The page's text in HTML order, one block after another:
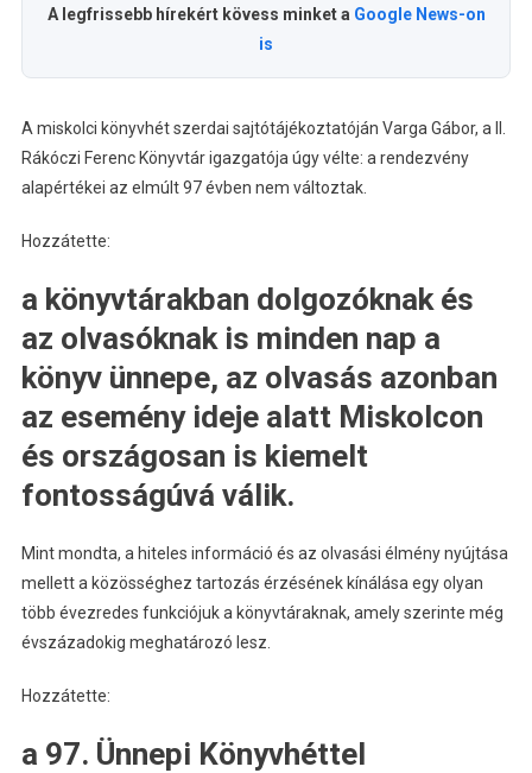
A legfrissebb hírekért kövess minket a Google News-on
is
A miskolci könyvhét szerdai sajtótájékoztatóján Varga Gábor, a II.
Rákóczi Ferenc Könyvtár igazgatója úgy vélte: a rendezvény
alapértékei az elmúlt 97 évben nem változtak.
Hozzátette:
a könyvtárakban dolgozóknak és
az olvasóknak is minden nap a
könyv ünnepe, az olvasás azonban
az esemény ideje alatt Miskolcon
és országosan is kiemelt
fontosságúvá válik.
Mint mondta, a hiteles információ és az olvasási élmény nyújtása
mellett a közösséghez tartozás érzésének kínálása egy olyan
több évezredes funkciójuk a könyvtáraknak, amely szerinte még
évszázadokig meghatározó lesz.
Hozzátette:
a 97. Ünnepi Könyvhéttel